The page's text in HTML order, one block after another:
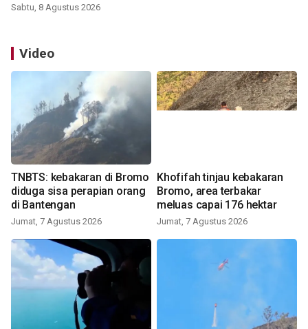
Sabtu, 8 Agustus 2026
Video
TNBTS: kebakaran di Bromo
diduga sisa perapian orang
di Bantengan
Jumat, 7 Agustus 2026
Khofifah tinjau kebakaran
Bromo, area terbakar
meluas capai 176 hektar
Jumat, 7 Agustus 2026